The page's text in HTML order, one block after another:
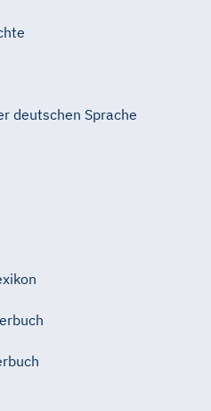
deutschen Sprache